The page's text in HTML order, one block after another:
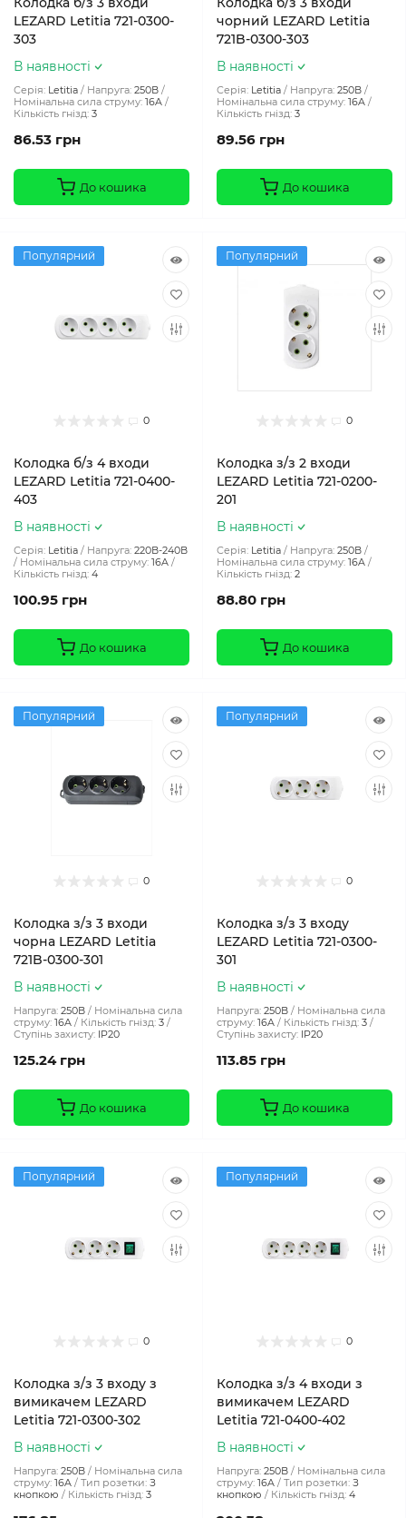
LEZARD Letitia 721-0300-
303
В наявності
Серія: Letitia Напруга: 250В
Номінальна сила струму: 16A
Кількість гнізд: 3
86.53 грн
До кошика
чорний LEZARD Letitia
721B-0300-303
В наявності
Серія: Letitia Напруга: 250В
Номінальна сила струму: 16A
Кількість гнізд: 3
89.56 грн
До кошика
Популярний
0
Колодка б/з 4 входи
LEZARD Letitia 721-0400-
403
В наявності
Серія: Letitia Напруга: 220В-240В
Номінальна сила струму: 16A
Кількість гнізд: 4
100.95 грн
До кошика
Популярний
0
Колодка з/з 2 входи
LEZARD Letitia 721-0200-
201
В наявності
Серія: Letitia Напруга: 250В
Номінальна сила струму: 16A
Кількість гнізд: 2
88.80 грн
До кошика
Популярний
0
Колодка з/з 3 входи
чорна LEZARD Letitia
721B-0300-301
В наявності
Напруга: 250В
Номінальна сила
струму: 16A Кількість гнізд: 3
Ступінь захисту: IP20
125.24 грн
До кошика
Популярний
0
Колодка з/з 3 входу
LEZARD Letitia 721-0300-
301
В наявності
Напруга: 250В
Номінальна сила
струму: 16A Кількість гнізд: 3
Ступінь захисту: IP20
113.85 грн
До кошика
Популярний
0
Колодка з/з 3 входу з
вимикачем LEZARD
Letitia 721-0300-302
В наявності
Напруга: 250В
Номінальна сила
струму: 16A Тип розетки: З
кнопкою
Кількість гнізд: 3
Популярний
0
Колодка з/з 4 входи з
вимикачем LEZARD
Letitia 721-0400-402
В наявності
Напруга: 250В
Номінальна сила
струму: 16A Тип розетки: З
кнопкою
Кількість гнізд: 4